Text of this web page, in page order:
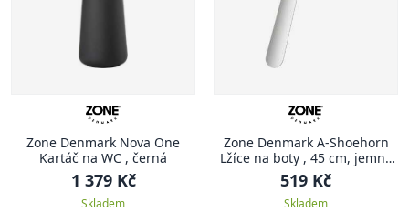
Zone Denmark Nova One
Kartáč na WC , černá
1 379 Kč
Skladem
Zone Denmark A-Shoehorn
Lžíce na boty , 45 cm, jemně
šedá
519 Kč
Skladem